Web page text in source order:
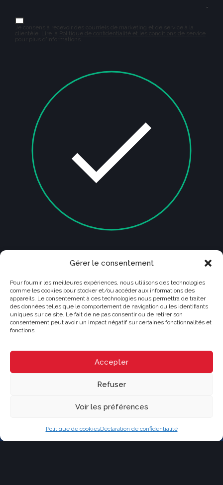
Gérer le consentement
Pour fournir les meilleures expériences, nous utilisons des technologies
comme les cookies pour stocker et/ou accéder aux informations des
appareils. Le consentement à ces technologies nous permettra de traiter
des données telles que le comportement de navigation ou les identifiants
uniques sur ce site. Le fait de ne pas consentir ou de retirer son
consentement peut avoir un impact négatif sur certaines fonctionnalités et
fonctions.
Accepter
Refuser
Voir les préférences
Politique de cookiesDéclaration de confidentialité
Je consens à recevoir des courriels de marketing et de service à la
clientèle. Lire la Politique de confidentialité et les conditions de service
pour plus d'informations.
CRYSTAL
228 boul. Curé-Labelle, Sainte-Thérèse, Québec J7E 2X7
(514) 267-7847
Notre équipe
Contact